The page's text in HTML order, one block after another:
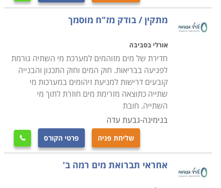
מתקין / בודק מז"ח מוסמך
אורלי בסביבה
חדירת של מים מזוהמים למערכת מי השתיה גורמת
לפגיעה בבריאות. חוק המים וחוק התכנון והבנייה
קובעים דרישות למניעת זיהומים במערכות מי
שתייה כתוצאה מזרימת מים חוזרת לתוך מי
השתייה. חובת
בנימינה-גבעת עדה
שליחת פניה פרטי הקורס 
אחראי תברואת מים רמה ב'